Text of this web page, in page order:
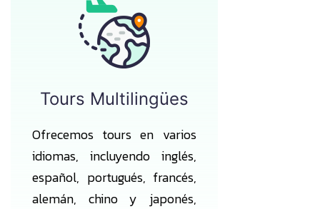
Tours Multilingües
Ofrecemos tours en varios
idiomas, incluyendo inglés,
español, portugués, francés,
alemán, chino y japonés,